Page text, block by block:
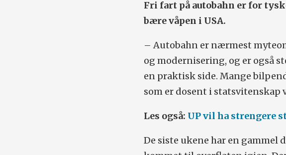
Fri fart på autobahn er for
bære våpen i USA.
– Autobahn er nærmest
og modernisering, og er også
en praktisk side. Mange
som er dosent i statsvitenskap
Les også: UP vil ha strengere
De siste ukene har en gammel